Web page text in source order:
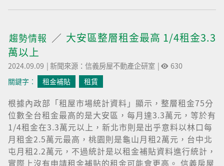
趨勢情報
大安區整層租金最高 1/4租金3.3
萬以上
2024.09.09 |新聞來源：信義房屋不動產企研室 | 630
關鍵字︰ 租金補貼 租賃
根據內政部「租屋市場統計資料」顯示，整層租金75分
位數全台租金最高的是大安區，每月達3.3萬元，等於有
1/4租金在3.3萬元以上，新北市則是出乎意料以林口每
月租金2.5萬元最高，桃園則是龜山月租2萬元，台中北
屯月租2.2萬元，不過統計是以租金補貼資料進行統計，
實際上沒有申請租金補貼的租金可能會更高。 信義房屋